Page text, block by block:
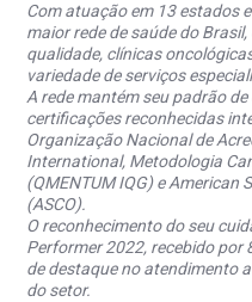
Com atuação em 13 estados
maior rede de saúde do
qualidade, clínicas
variedade de serviços
A rede mantém seu padrão
certificações reconhecidas
Organização Nacional de
International, Metodologia
(QMENTUM IQG) e American
(ASCO).
O reconhecimento do seu
Performer 2022, recebido por
de destaque no atendimento
do setor.